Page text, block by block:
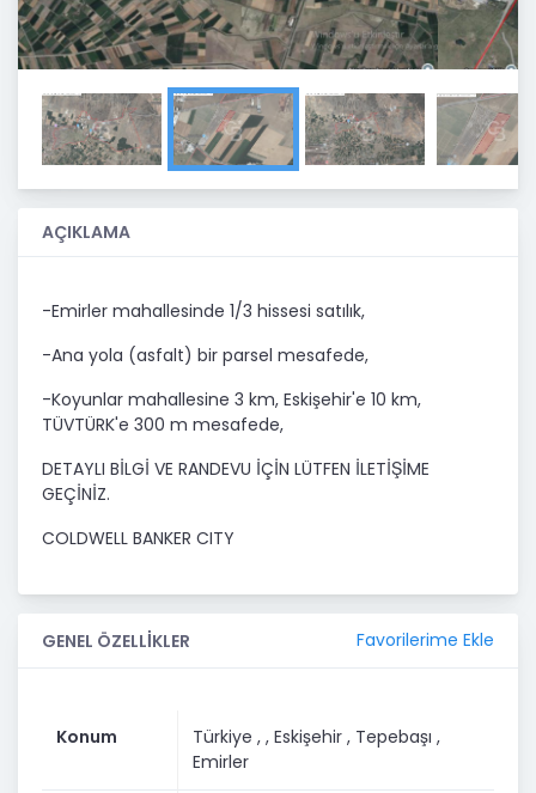
AÇIKLAMA
-Emirler mahallesinde 1/3 hissesi satılık,
-Ana yola (asfalt) bir parsel mesafede,
-Koyunlar mahallesine 3 km, Eskişehir'e 10 km,
TÜVTÜRK'e 300 m mesafede,
DETAYLI BİLGİ VE RANDEVU İÇİN LÜTFEN İLETİŞİME
GEÇİNİZ.
COLDWELL BANKER CITY
GENEL ÖZELLİKLER Favorilerime Ekle
Konum Türkiye , , Eskişehir , Tepebaşı ,
Emirler